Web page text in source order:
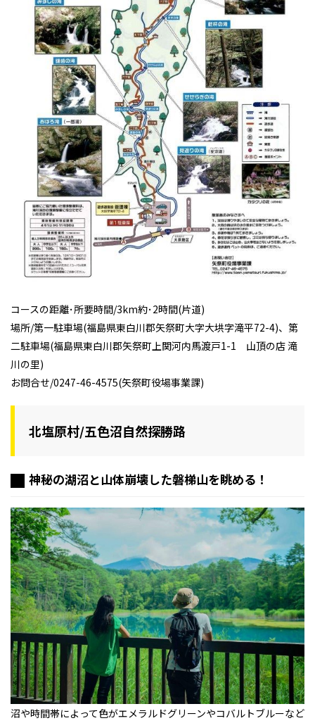
コースの距離･所要時間/3km約･2時間(片道)
場所/第一駐車場(福島県東白川郡矢祭町大字大垬字滝平72-4)、第
二駐車場(福島県東白川郡矢祭町上関河内馬渡戸1-1 山頂の店 滝
川の里)
お問合せ/0247-46-4575(矢祭町役場事業課)
北塩原村/五色沼自然探勝路
神秘の湖沼と山体崩壊した磐梯山を眺める！
沼や時間帯によって色がエメラルドグリーンやコバルトブルーなど